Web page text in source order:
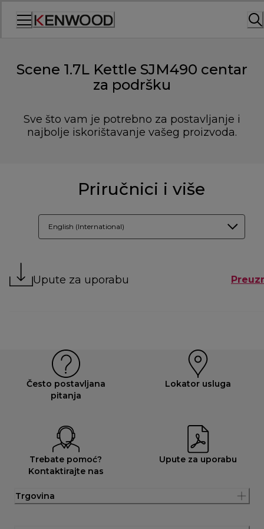
Scene 1.7L Kettle SJM490 centar
za podršku
Sve što vam je potrebno za postavljanje i
najbolje iskorištavanje vašeg proizvoda.
Priručnici i više
English (International)
Upute za uporabu
Često postavljana
pitanja
Lokator usluga
Trebate pomoć?
Kontaktirajte nas
Upute za uporabu
Trgovina